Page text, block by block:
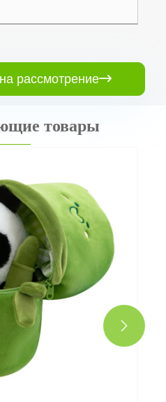
рассмотрение
товары
>>
